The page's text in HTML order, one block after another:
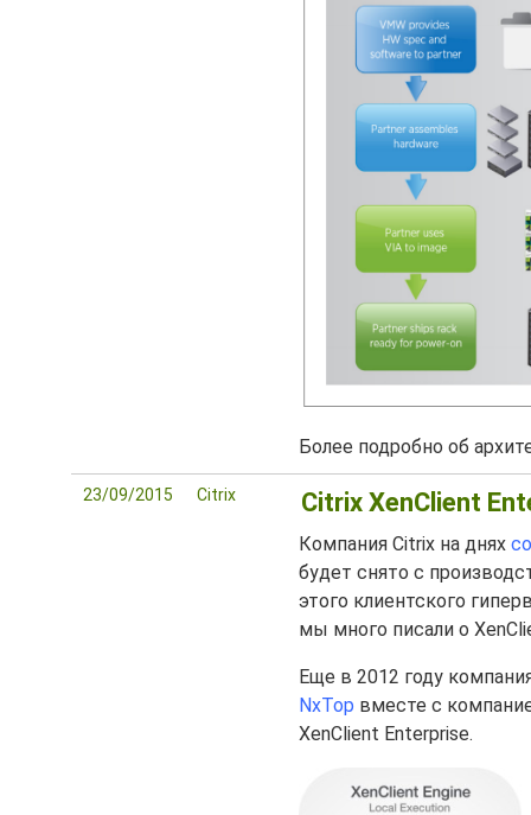
Более подробно об
23/09/2015 Citrix Citrix XenClient
Компания Citrix на днях
будет снято с
этого клиентского
мы много писали о
Еще в 2012 году
NxTop вместе с
XenClient Enterprise.